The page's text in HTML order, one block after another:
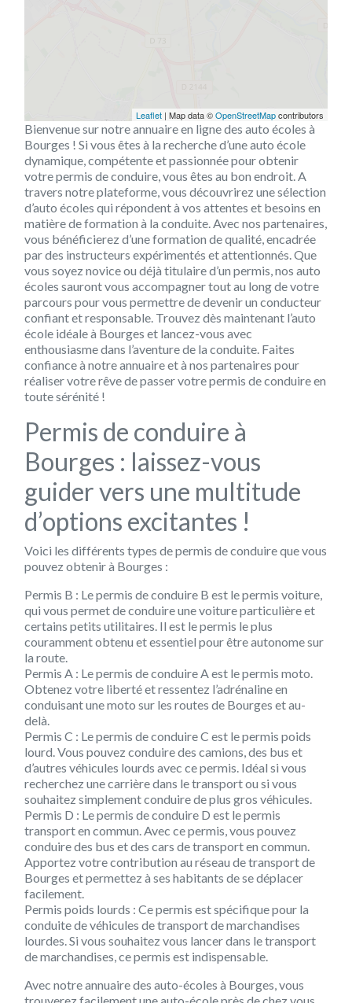
Leaflet | Map data ©OpenStreetMapcontributors
Bienvenue sur notre annuaire en ligne des auto écoles à
Bourges ! Si vous êtes à la recherche d’une auto école
dynamique, compétente et passionnée pour obtenir
votre permis de conduire, vous êtes au bon endroit. A
travers notre plateforme, vous découvrirez une sélection
d’auto écoles qui répondent à vos attentes et besoins en
matière de formation à la conduite. Avec nos partenaires,
vous bénéficierez d’une formation de qualité, encadrée
par des instructeurs expérimentés et attentionnés. Que
vous soyez novice ou déjà titulaire d’un permis, nos auto
écoles sauront vous accompagner tout au long de votre
parcours pour vous permettre de devenir un conducteur
confiant et responsable. Trouvez dès maintenant l’auto
école idéale à Bourges et lancez-vous avec
enthousiasme dans l’aventure de la conduite. Faites
confiance à notre annuaire et à nos partenaires pour
réaliser votre rêve de passer votre permis de conduire en
toute sérénité !
Permis de conduire à
Bourges : laissez-vous
guider vers une multitude
d’options excitantes !
Voici les différents types de permis de conduire que vous
pouvez obtenir à Bourges :
Permis B : Le permis de conduire B est le permis voiture,
qui vous permet de conduire une voiture particulière et
certains petits utilitaires. Il est le permis le plus
couramment obtenu et essentiel pour être autonome sur
la route.
Permis A : Le permis de conduire A est le permis moto.
Obtenez votre liberté et ressentez l’adrénaline en
conduisant une moto sur les routes de Bourges et au-
delà.
Permis C : Le permis de conduire C est le permis poids
lourd. Vous pouvez conduire des camions, des bus et
d’autres véhicules lourds avec ce permis. Idéal si vous
recherchez une carrière dans le transport ou si vous
souhaitez simplement conduire de plus gros véhicules.
Permis D : Le permis de conduire D est le permis
transport en commun. Avec ce permis, vous pouvez
conduire des bus et des cars de transport en commun.
Apportez votre contribution au réseau de transport de
Bourges et permettez à ses habitants de se déplacer
facilement.
Permis poids lourds : Ce permis est spécifique pour la
conduite de véhicules de transport de marchandises
lourdes. Si vous souhaitez vous lancer dans le transport
de marchandises, ce permis est indispensable.
Avec notre annuaire des auto-écoles à Bourges, vous